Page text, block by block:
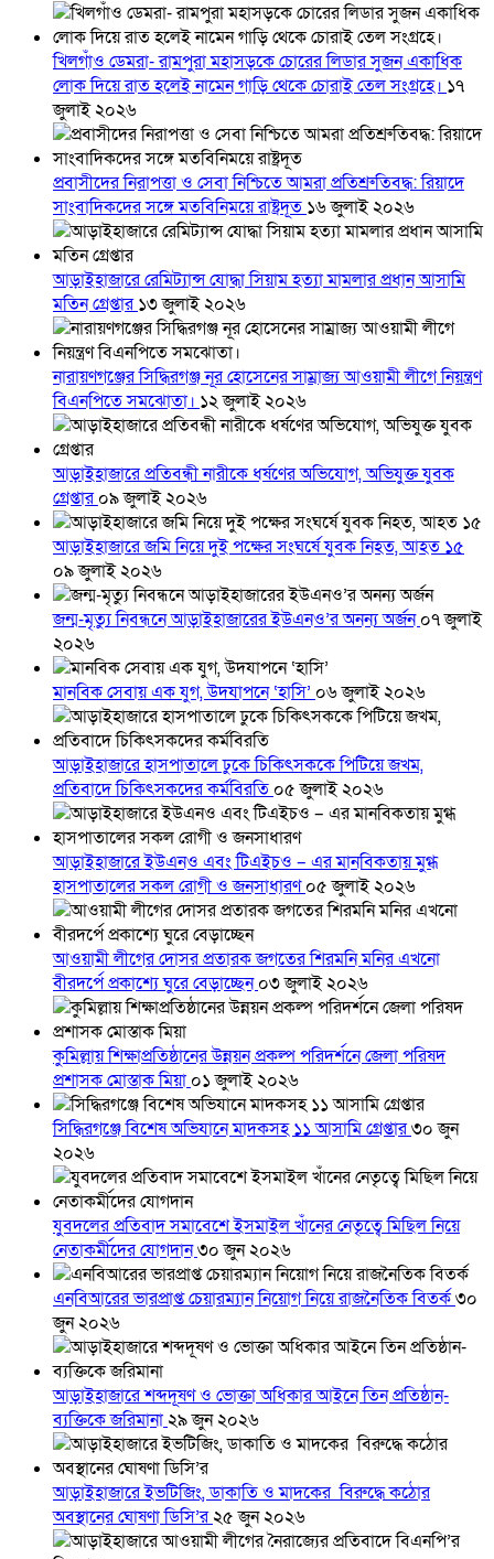
খিলগাঁও ডেমরা- রামপুরা মহাসড়কে চোরের লিডার সুজন একাধিক
লোক দিয়ে রাত হলেই নামেন গাড়ি থেকে চোরাই তেল সংগ্রহে। ১৭
জুলাই ২০২৬
প্রবাসীদের নিরাপত্তা ও সেবা নিশ্চিতে আমরা প্রতিশ্রুতিবদ্ধ: রিয়াদে
সাংবাদিকদের সঙ্গে মতবিনিময়ে রাষ্ট্রদূত ১৬ জুলাই ২০২৬
আড়াইহাজারে রেমিট্যান্স যোদ্ধা সিয়াম হত্যা মামলার প্রধান আসামি
মতিন গ্রেপ্তার১৩ জুলাই ২০২৬
নারায়ণগঞ্জের সিদ্ধিরগঞ্জ নূর হোসেনের সাম্রাজ্য আওয়ামী লীগে নিয়ন্ত্রণ
বিএনপিতে সমঝোতা। ১২ জুলাই ২০২৬
আড়াইহাজারে প্রতিবন্ধী নারীকে ধর্ষণের অভিযোগ, অভিযুক্ত যুবক
গ্রেপ্তার০৯ জুলাই ২০২৬
আড়াইহাজারে জমি নিয়ে দুই পক্ষের সংঘর্ষে যুবক নিহত, আহত ১৫
০৯ জুলাই ২০২৬
জন্ম-মৃত্যু নিবন্ধনে আড়াইহাজারের ইউএনও’র অনন্য অর্জন০৭ জুলাই
২০২৬
মানবিক সেবায় এক যুগ, উদযাপনে ‘হাসি’ ০৬ জুলাই ২০২৬
আড়াইহাজারে হাসপাতালে ঢুকে চিকিৎসককে পিটিয়ে জখম,
প্রতিবাদে চিকিৎসকদের কর্মবিরতি ০৫ জুলাই ২০২৬
আড়াইহাজারে ইউএনও এবং টিএইচও – এর মানবিকতায় মুগ্ধ
হাসপাতালের সকল রোগী ও জনসাধারণ০৫ জুলাই ২০২৬
আওয়ামী লীগের দোসর প্রতারক জগতের শিরমনি মনির এখনো
বীরদর্পে প্রকাশ্যে ঘুরে বেড়াচ্ছেন০৩ জুলাই ২০২৬
কুমিল্লায় শিক্ষাপ্রতিষ্ঠানের উন্নয়ন প্রকল্প পরিদর্শনে জেলা পরিষদ
প্রশাসক মোস্তাক মিয়া ০১ জুলাই ২০২৬
সিদ্ধিরগঞ্জে বিশেষ অভিযানে মাদকসহ ১১ আসামি গ্রেপ্তার৩০ জুন
২০২৬
যুবদলের প্রতিবাদ সমাবেশে ইসমাইল খাঁনের নেতৃত্বে মিছিল নিয়ে
নেতাকর্মীদের যোগদান৩০ জুন ২০২৬
এনবিআরের ভারপ্রাপ্ত চেয়ারম্যান নিয়োগ নিয়ে রাজনৈতিক বিতর্ক৩০
জুন ২০২৬
আড়াইহাজারে শব্দদূষণ ও ভোক্তা অধিকার আইনে তিন প্রতিষ্ঠান-
ব্যক্তিকে জরিমানা২৯ জুন ২০২৬
আড়াইহাজারে ইভটিজিং, ডাকাতি ও মাদকের বিরুদ্ধে কঠোর
অবস্থানের ঘোষণা ডিসি’র২৫ জুন ২০২৬